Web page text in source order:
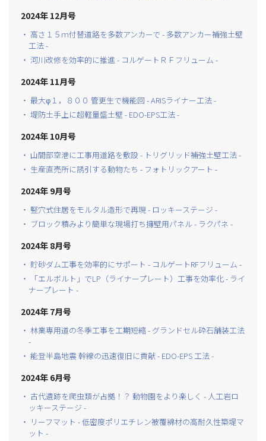
2024年 12月号
・ 高さ１５ｍ付替道路を多数アンカーで - 多数アンカー補強土壁
工法 -
・ 河川改修を効率的に推進 - コルゲートＲＦフリューム -
2024年 11月号
・ 最大φ１，８００ 管更生で機能回 - ARISライナー工法 -
・ 堤防土手上に超軽量盛土壁 - EDO-EPS工法 -
2024年 10月号
・ 山間部空港に工事用道路を敷設 - トリグリッド補強土壁工法 -
・ 生産直売所に誘引する動物たち - フォトリックアート -
2024年 9月号
・ 竪穴式住居をモルタル造形で再現 - ロッキーステージ -
・ ブロック積みより簡単な現場打ち擁壁用パネル - ラクパネ -
2024年 8月号
・ 貯砂ダム工事を効率的にサポート - コルゲートRFフリューム -
・ 「エルボルト」でLP（ライナープレート）工事を効率化 - ライ
ナープレート -
2024年 7月号
・ 林業専用道の冬季工事を工期短縮 - グランドセル砕石舗装工法
-
・ 能登半島地震 幹線の迅速復旧に貢献 - EDO-EPS 工法 -
2024年 6月号
・ 古代遺跡を爬虫類が占拠！？ 動物園をより楽しく - 人工岩ロ
ッキーステージ -
・ リーフマット - 低密度ポリエチレン被覆綿材の高耐久性築堤マ
ット -